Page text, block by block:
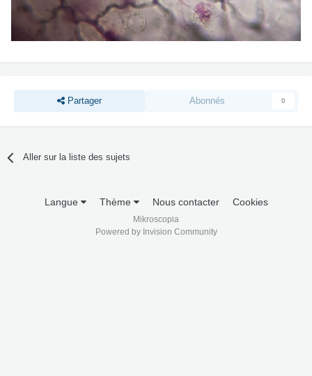
Partager Abonnés 0
Aller sur la liste des sujets
Langue Thème Nous contacter Cookies
Mikroscopia
Powered by Invision Community